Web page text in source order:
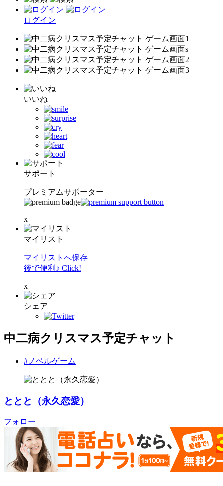
ログイン
いいね
サポート
プレミアムサポーター
x
マイリスト
マイリストへ保存
後で便利♪ Click!
x
シェア
中二病クリスマス予定チャット
#ノベルゲーム
ととと（永久恋愛）
フォロー